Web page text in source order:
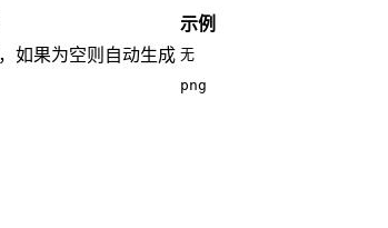
示例
如果为空则自动生成 无
png